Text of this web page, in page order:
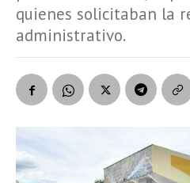
quienes solicitaban la
administrativo.